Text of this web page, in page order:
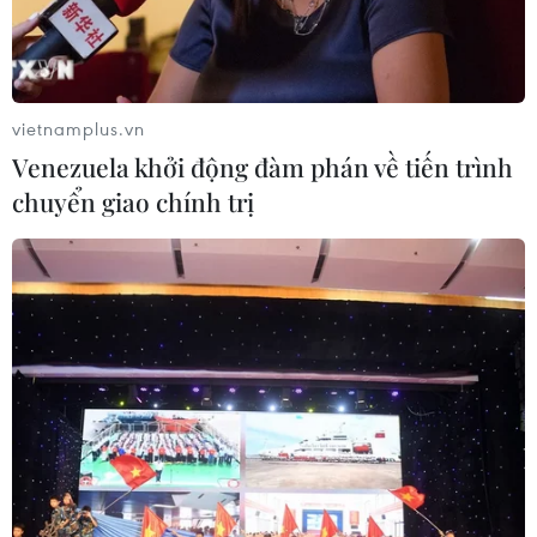
Yemen có thể trở thành mặt
trận quyết định của xung đột Mỹ-
Iran?
02/08/2026 13:33
Xem thêm
CƠ QUAN CHỦ QUẢN: THÔNG TẤN XÃ VIỆT NAM
Tổng Biên tập: TRẦN TIẾN DUẨN
Phó Tổng Biên tập: NGUYỄN THỊ TÁM, KHÚC THANH
THỦY
vietnamplus.vn
Venezuela khởi động đàm phán về tiến trình
chuyển giao chính trị